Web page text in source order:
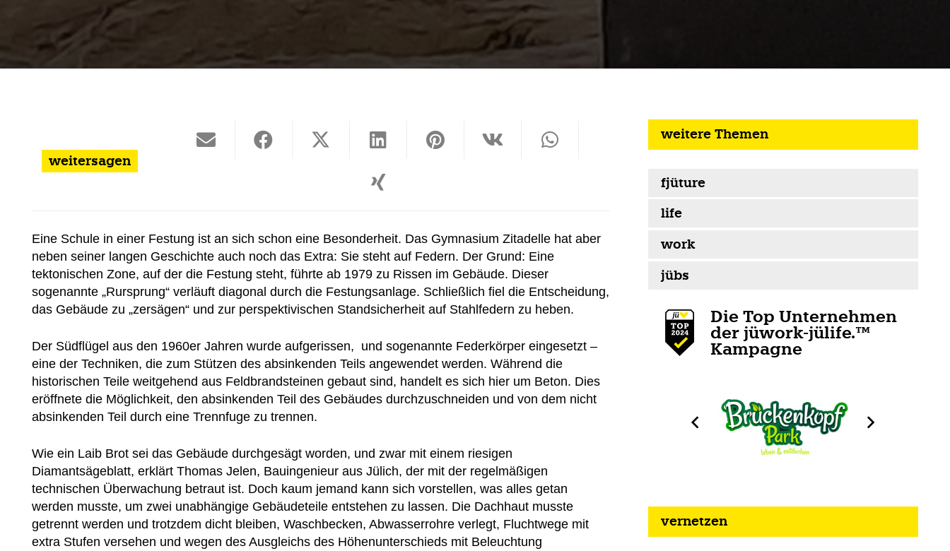
weitersagen
Eine Schule in einer Festung ist an sich schon eine Besonderheit. Das Gymnasium Zitadelle hat aber
neben seiner langen Geschichte auch noch das Extra: Sie steht auf Federn. Der Grund: Eine
tektonischen Zone, auf der die Festung steht, führte ab 1979 zu Rissen im Gebäude. Dieser
sogenannte „Rursprung“ verläuft diagonal durch die Festungsanlage. Schließlich fiel die Entscheidung,
das Gebäude zu „zersägen“ und zur perspektivischen Standsicherheit auf Stahlfedern zu heben.
Der Südflügel aus den 1960er Jahren wurde aufgerissen, und sogenannte Federkörper eingesetzt –
eine der Techniken, die zum Stützen des absinkenden Teils angewendet werden. Während die
historischen Teile weitgehend aus Feldbrandsteinen gebaut sind, handelt es sich hier um Beton. Dies
eröffnete die Möglichkeit, den absinkenden Teil des Gebäudes durchzuschneiden und von dem nicht
absinkenden Teil durch eine Trennfuge zu trennen.
Wie ein Laib Brot sei das Gebäude durchgesägt worden, und zwar mit einem riesigen
Diamantsägeblatt, erklärt Thomas Jelen, Bauingenieur aus Jülich, der mit der regelmäßigen
technischen Überwachung betraut ist. Doch kaum jemand kann sich vorstellen, was alles getan
werden musste, um zwei unabhängige Gebäudeteile entstehen zu lassen. Die Dachhaut musste
getrennt werden und trotzdem dicht bleiben, Waschbecken, Abwasserrohre verlegt, Fluchtwege mit
extra Stufen versehen und wegen des Ausgleichs des Höhenunterschieds mit Beleuchtung
weitere Themen
fjüture
life
work
jübs
Die Top Unternehmen
der jüwork-jülife.™
Kampagne
vernetzen